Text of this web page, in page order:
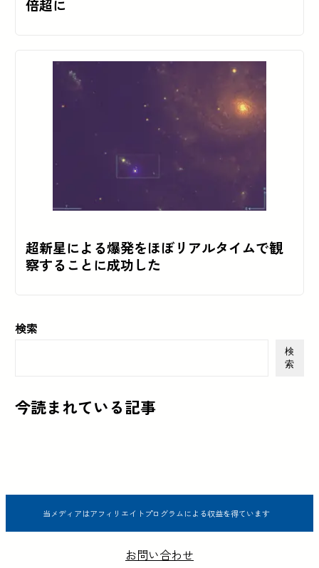
倍超に
超新星による爆発をほぼリアルタイムで観
察することに成功した
検索
検
索
今読まれている記事
当メディアはアフィリエイトプログラムによる収益を得ています
お問い合わせ